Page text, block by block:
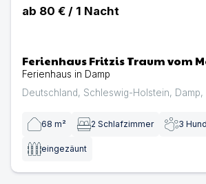
ab 80 € / 1 Nacht
Ferienhaus Fritzis Traum vom
Ferienhaus in Damp
Deutschland, Schleswig-Holstein, Damp,
68 m² 2 Schlafzimmer 3
eingezäunt